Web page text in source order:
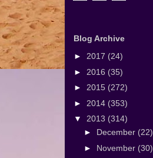
Blog Archive
► 2017 (24)
► 2016 (35)
► 2015 (272)
► 2014 (353)
▼ 2013 (314)
► December (22)
► November (30)